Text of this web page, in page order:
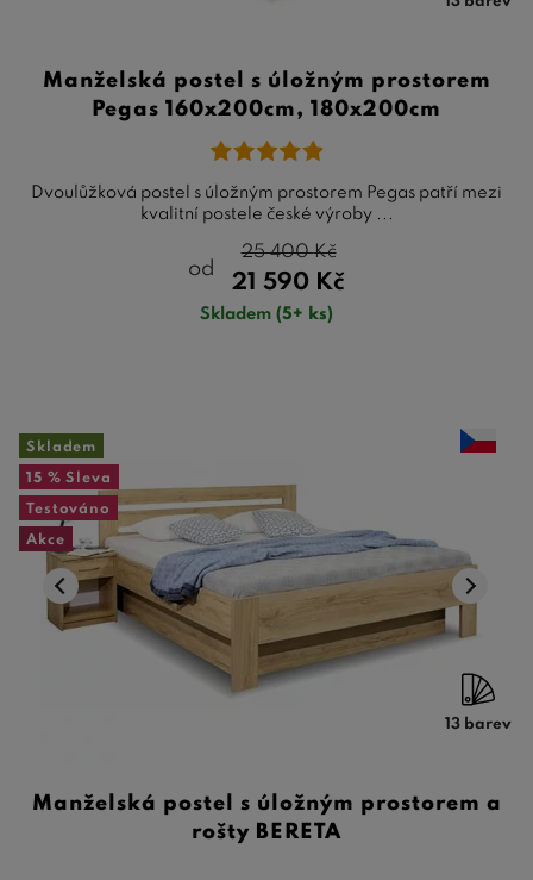
Manželská postel s úložným prostorem
Pegas 160x200cm, 180x200cm
Dvoulůžková postel s úložným prostorem Pegas patří mezi
kvalitní postele české výroby ...
od
21 590 Kč
25 400Kč
Skladem (5+ ks)
Skladem
15 % Sleva
Testováno
Akce
13 barev
Manželská postel s úložným prostorem a
rošty BERETA